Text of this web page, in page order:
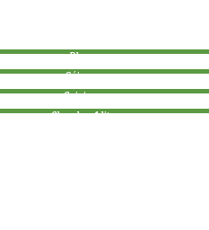
Plan
Séjour
Cuisine
Chambre 1 lit